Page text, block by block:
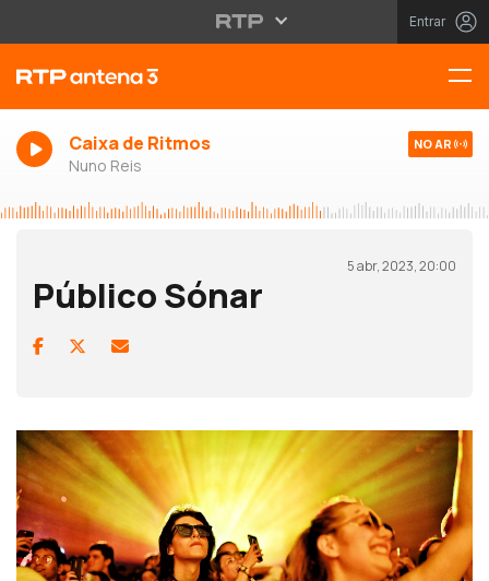
Entrar
Caixa de Ritmos
Nuno Reis
NO AR
5 abr, 2023, 20:00
Público Sónar